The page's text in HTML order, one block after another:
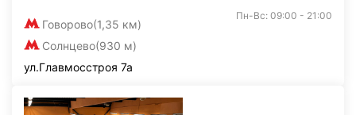
Говорово(1,35 км)
Солнцево(930 м)
Пн-Вс: 09:00 - 21:00
ул.Главмосстроя 7а